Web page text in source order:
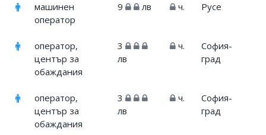
машинен
оператор
9 лв ч. Русе
оператор,
център за
обаждания
3
лв
ч.
София-
град
оператор,
център за
обаждания
3
лв
ч.
София-
град